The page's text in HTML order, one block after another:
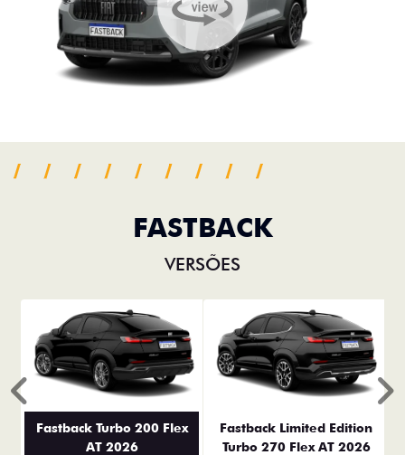
FASTBACK
VERSÕES
Fastback Turbo 200 Flex
AT 2026
Fastback Limited Edition
Turbo 270 Flex AT 2026
Anterior